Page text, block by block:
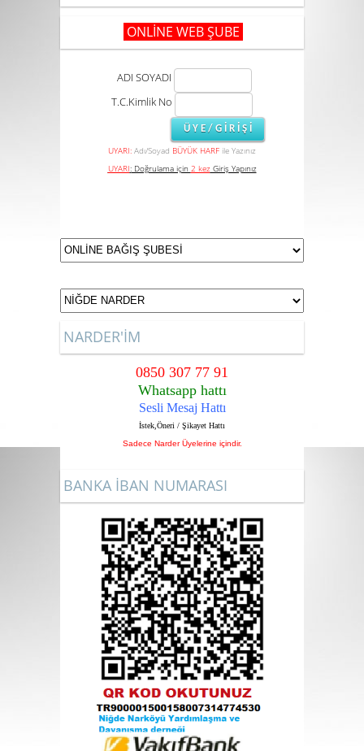
ONLİNE WEB ŞUBE
ADI SOYADI
T.C.Kimlik No
UYARI: Adı/Soyad BÜYÜK HARF ile Yazınız
UYARI:Doğrulama için 2 kez Giriş Yapınız
NARDER'İM
0850 307 77 91
Whatsapp hattı
Sesli Mesaj Hattı
İstek,Öneri / Şikayet Hattı
Sadece Narder Üyelerine içindir.
BANKA İBAN NUMARASI